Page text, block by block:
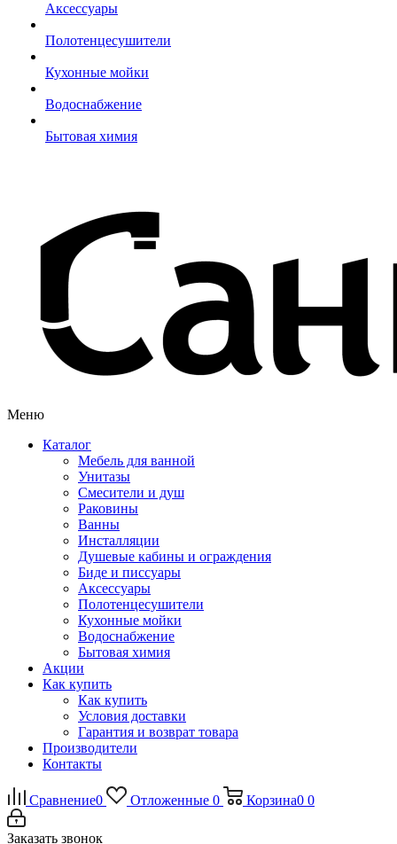
Аксессуары
Полотенцесушители
Кухонные мойки
Водоснабжение
Бытовая химия
Меню
Каталог
Мебель для ванной
Унитазы
Смесители и душ
Раковины
Ванны
Инсталляции
Душевые кабины и ограждения
Биде и писсуары
Аксессуары
Полотенцесушители
Кухонные мойки
Водоснабжение
Бытовая химия
Акции
Как купить
Как купить
Условия доставки
Гарантия и возврат товара
Производители
Контакты
Сравнение0 Отложенные 0 Корзина0 0
Заказать звонок